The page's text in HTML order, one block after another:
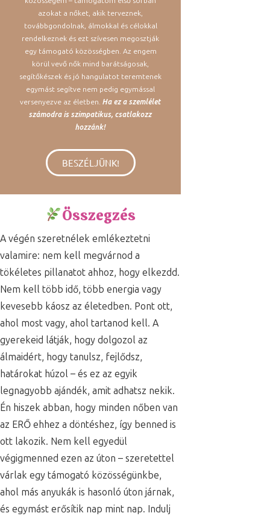
azokat a nőket, akik terveznek,
továbbgondolnak, álmokkal és célokkal
rendelkeznek és ezt szívesen megosztják
egy támogató közösségben. Az engem
körül vevő nők mind barátságosak,
segítőkészek és jó hangulatot teremtenek
egymást segítve nem pedig egymással
versenyezve az életben. Ha ez a szemlélet
számodra is szimpatikus, csatlakozz
hozzánk!
BESZÉLJÜNK!
Összegzés
A végén szeretnélek emlékeztetni
valamire: nem kell megvárnod a
tökéletes pillanatot ahhoz, hogy elkezdd.
Nem kell több idő, több energia vagy
kevesebb káosz az életedben. Pont ott,
ahol most vagy, ahol tartanod kell. A
gyerekeid látják, hogy dolgozol az
álmaidért, hogy tanulsz, fejlődsz,
határokat húzol – és ez az egyik
legnagyobb ajándék, amit adhatsz nekik.
Én hiszek abban, hogy minden nőben van
az ERŐ ehhez a döntéshez, így benned is
ott lakozik. Nem kell egyedül
végigmenned ezen az úton – szeretettel
várlak egy támogató közösségünkbe,
ahol más anyukák is hasonló úton járnak,
és egymást erősítik nap mint nap. Indulj